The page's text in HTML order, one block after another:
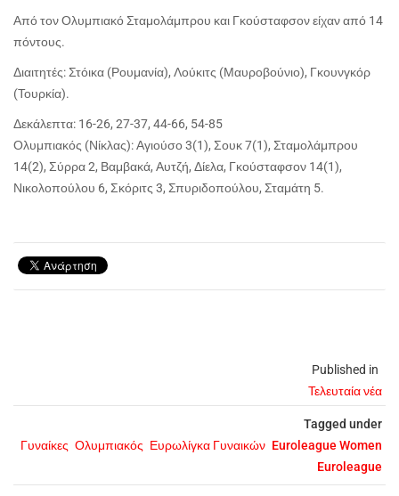
Published in
Τελευταία νέα
Tagged under
Γυναίκες Ολυμπιακός Ευρωλίγκα Γυναικών Euroleague Women
Euroleague
Από τον Ολυμπιακό Σταμολάμπρου και Γκούσταφσον είχαν από 14
πόντους.
Διαιτητές: Στόικα (Ρουμανία), Λούκιτς (Μαυροβούνιο), Γκουνγκόρ
(Τουρκία).
Δεκάλεπτα: 16-26, 27-37, 44-66, 54-85
Ολυμπιακός (Νίκλας): Αγιούσο 3(1), Σουκ 7(1), Σταμολάμπρου
14(2), Σύρρα 2, Βαμβακά, Αυτζή, Δίελα, Γκούσταφσον 14(1),
Νικολοπούλου 6, Σκόριτς 3, Σπυριδοπούλου, Σταμάτη 5.